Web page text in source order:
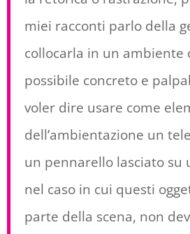
miei racconti parlo della
collocarla in un ambiente
possibile concreto e
voler dire usare come
dell’ambientazione un
un pennarello lasciato su
nel caso in cui questi
parte della scena, non